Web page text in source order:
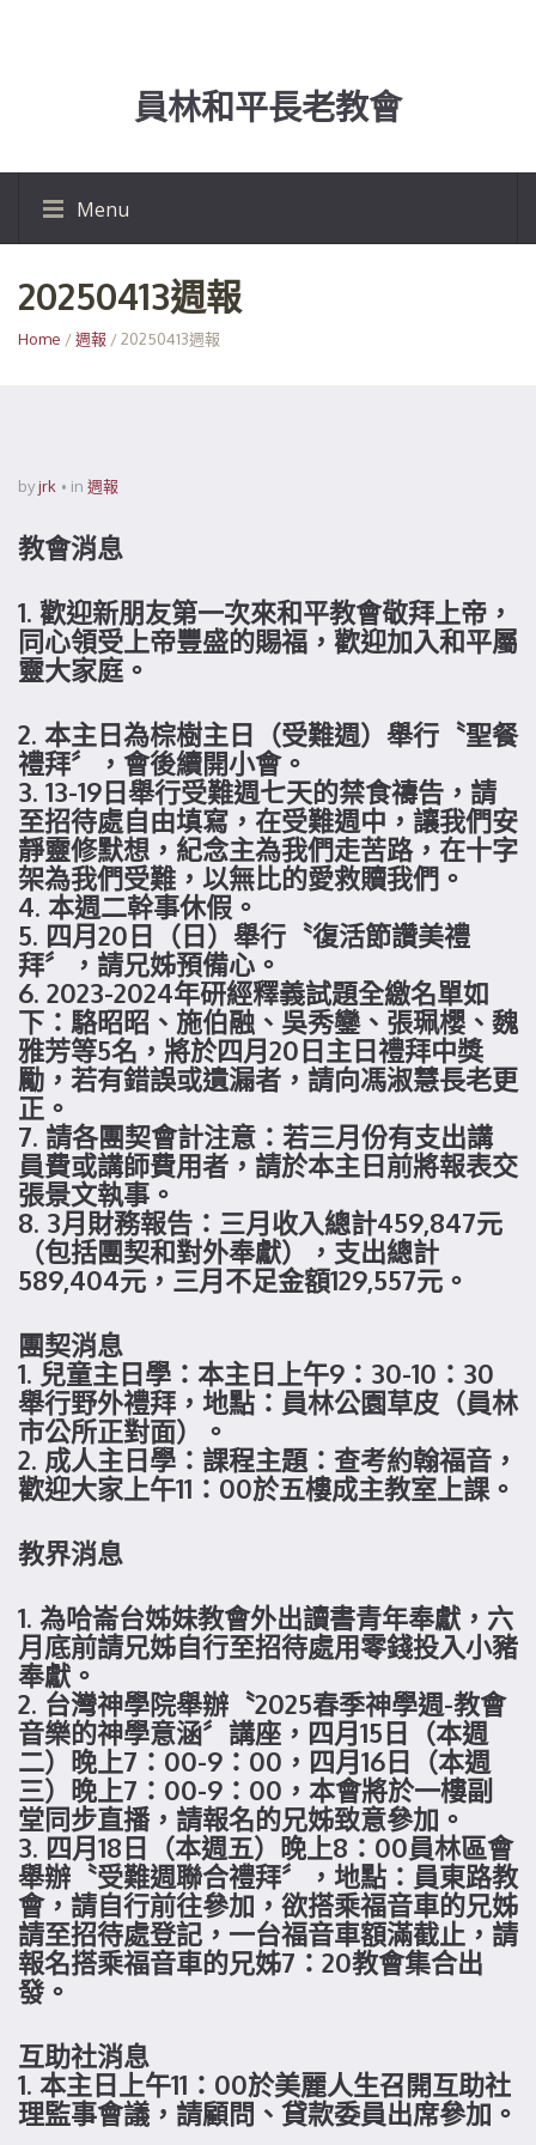
員林和平長老教會
Menu
20250413週報
Home /週報 / 20250413週報
byjrk in 週報
教會消息
1. 歡迎新朋友第一次來和平教會敬拜上帝，
同心領受上帝豐盛的賜福，歡迎加入和平屬
靈大家庭。
2. 本主日為棕樹主日（受難週）舉行〝聖餐
禮拜〞，會後續開小會。
3. 13-19日舉行受難週七天的禁食禱告，請
至招待處自由填寫，在受難週中，讓我們安
靜靈修默想，紀念主為我們走苦路，在十字
架為我們受難，以無比的愛救贖我們。
4. 本週二幹事休假。
5. 四月20日（日）舉行〝復活節讚美禮
拜〞，請兄姊預備心。
6. 2023-2024年研經釋義試題全繳名單如
下：駱昭昭、施伯融、吳秀鑾、張珮櫻、魏
雅芳等5名，將於四月20日主日禮拜中獎
勵，若有錯誤或遺漏者，請向馮淑慧長老更
正。
7. 請各團契會計注意：若三月份有支出講
員費或講師費用者，請於本主日前將報表交
張景文執事。
8. 3月財務報告：三月收入總計459,847元
（包括團契和對外奉獻），支出總計
589,404元，三月不足金額129,557元。
團契消息
1. 兒童主日學：本主日上午9：30-10：30
舉行野外禮拜，地點：員林公園草皮（員林
市公所正對面）。
2. 成人主日學：課程主題：查考約翰福音，
歡迎大家上午11：00於五樓成主教室上課。
教界消息
1. 為哈崙台姊妹教會外出讀書青年奉獻，六
月底前請兄姊自行至招待處用零錢投入小豬
奉獻。
2. 台灣神學院舉辦〝2025春季神學週-教會
音樂的神學意涵〞講座，四月15日（本週
二）晚上7：00-9：00，四月16日（本週
三）晚上7：00-9：00，本會將於一樓副
堂同步直播，請報名的兄姊致意參加。
3. 四月18日（本週五）晚上8：00員林區會
舉辦〝受難週聯合禮拜〞，地點：員東路教
會，請自行前往參加，欲搭乘福音車的兄姊
請至招待處登記，一台福音車額滿截止，請
報名搭乘福音車的兄姊7：20教會集合出
發。
互助社消息
1. 本主日上午11：00於美麗人生召開互助社
理監事會議，請顧問、貸款委員出席參加。